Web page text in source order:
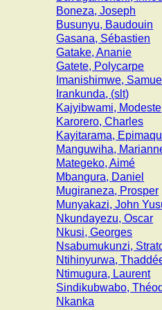
Boneza, Joseph
Busunyu, Baudouin
Gasana, Sébastien
Gatake, Ananie
Gatete, Polycarpe
Imanishimwe, Samuel
Irankunda, (slt)
Kajyibwami, Modeste
Karorero, Charles
Kayitarama,
Manguwiha,
Mategeko, Aimé
Mbangura, Daniel
Mugiraneza, Prosper
Munyakazi, John
Nkundayezu, Oscar
Nkusi, Georges
Nsabumukunzi,
Ntihinyurwa,
Ntimugura, Laurent
Sindikubwabo,
Nkanka